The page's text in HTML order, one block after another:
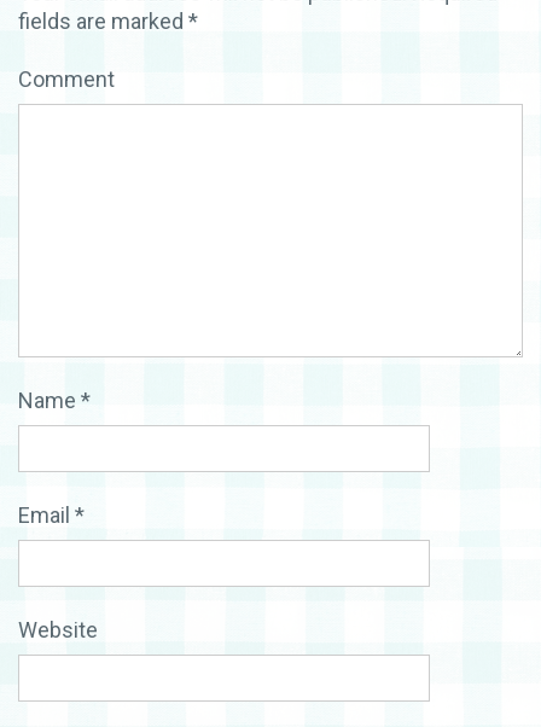
fields are marked *
Comment
Name *
Email *
Website